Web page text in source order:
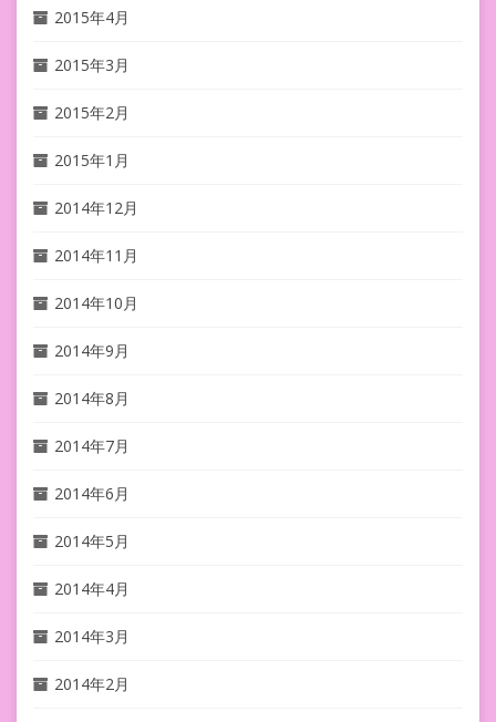
2015年4月
2015年3月
2015年2月
2015年1月
2014年12月
2014年11月
2014年10月
2014年9月
2014年8月
2014年7月
2014年6月
2014年5月
2014年4月
2014年3月
2014年2月